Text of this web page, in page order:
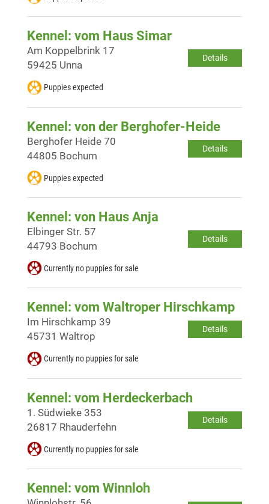
Kennel: vom Haus Simar
Details
Am Koppelbrink 17
59425 Unna
Puppies expected
Kennel: von der Berghofer-Heide
Details
Berghofer Heide 70
44805 Bochum
Puppies expected
Kennel: von Haus Anja
Details
Elbinger Str. 57
44793 Bochum
Currently no puppies for sale
Kennel: vom Waltroper Hirschkamp
Details
Im Hirschkamp 39
45731 Waltrop
Currently no puppies for sale
Kennel: vom Herdeckerbach
Details
1. Südwieke 353
26817 Rhauderfehn
Currently no puppies for sale
Kennel: vom Winnloh